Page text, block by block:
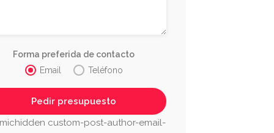
Forma preferida de contacto
Email
Teléfono
custom-post-author-email-